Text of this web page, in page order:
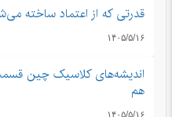
قدرتی که از اعتماد ساخته
۱۴۰۵/۵/۱۶
اندیشه‌های کلاسیک چین
هم
۱۴۰۵/۵/۱۶